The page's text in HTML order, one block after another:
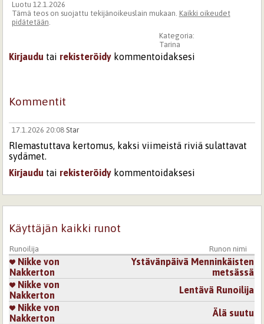
Luotu 12.1.2026
Tämä teos on suojattu tekijänoikeuslain mukaan. Kaikki oikeudet
pidätetään
Kategoria:
Tarina
Kirjaudu tai rekisteröidy kommentoidaksesi
Kommentit
17.1.2026 20:08 Star
RIemastuttava kertomus, kaksi viimeistä riviä sulattavat
sydämet.
Kirjaudu tai rekisteröidy kommentoidaksesi
Käyttäjän kaikki runot
Runoilija Runon nimi
Nikke von
Nakkerton
Ystävänpäivä Menninkäisten
metsässä
Nikke von
Nakkerton
Lentävä Runoilija
Nikke von
Nakkerton
Älä suutu